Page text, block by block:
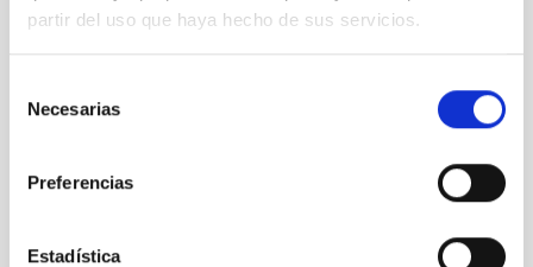
partir del uso que haya hecho de sus servicios.
Necesarias
Preferencias
Estadística